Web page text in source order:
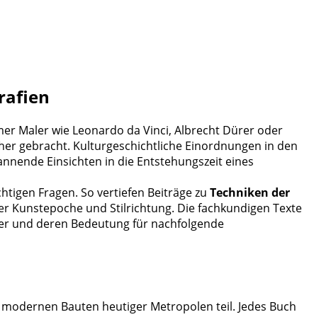
Maler wie Leonardo da Vinci, Albrecht Dürer oder
gebracht. Kulturgeschichtliche Einordnungen in den
Einsichten in die Entstehungszeit eines
Fragen. So vertiefen Beiträge zu Techniken der
Kunstepoche und Stilrichtung. Die fachkundigen Texte
und deren Bedeutung für nachfolgende
Bauten heutiger Metropolen teil. Jedes Buch